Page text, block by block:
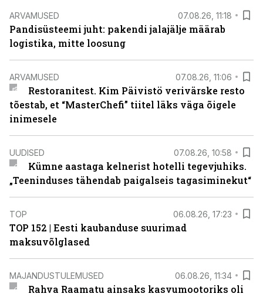
ARVAMUSED 07.08.26, 11:18
Pandisüsteemi juht: pakendi jalajälje määrab
logistika, mitte loosung
ARVAMUSED 07.08.26, 11:06
Restoranitest. Kim Päivistö verivärske resto
tõestab, et “MasterChefi” tiitel läks väga õigele
inimesele
UUDISED 07.08.26, 10:58
Kümne aastaga kelnerist hotelli tegevjuhiks.
„Teeninduses tähendab paigalseis tagasiminekut“
TOP 06.08.26, 17:23
TOP 152 | Eesti kaubanduse suurimad
maksuvõlglased
MAJANDUSTULEMUSED 06.08.26, 11:34
Rahva Raamatu ainsaks kasvumootoriks oli